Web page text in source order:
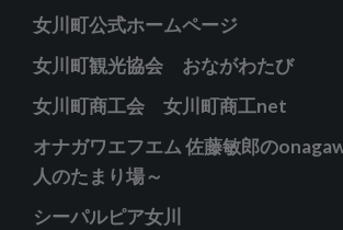
リ
女川町公式ホームページ
女川町観光協会 おながわたび
女川町商工会 女川町商工net
オナガワエフエム 佐藤敏郎の
人のたまり場～
シーパルピア女川